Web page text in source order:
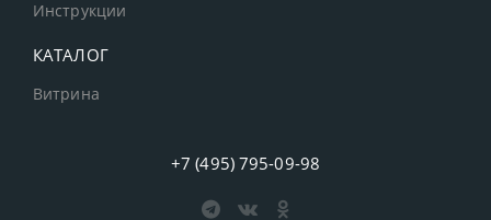
Инструкции
КАТАЛОГ
Витрина
+7 (495) 795-09-98